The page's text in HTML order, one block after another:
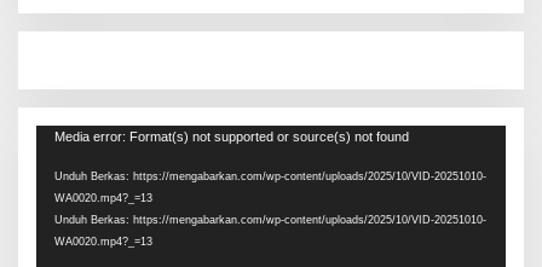
Pemutar
Media error: Format(s) not supported or source(s) not found
Unduh Berkas: https://mengabarkan.com/wp-content/uploads/2025/10/VID-20251010-
WA0020.mp4?_=13
Unduh Berkas: https://mengabarkan.com/wp-content/uploads/2025/10/VID-20251010-
WA0020.mp4?_=13